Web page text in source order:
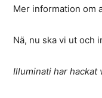
Mer information om
Nä, nu ska vi ut och
Illuminati har hackat